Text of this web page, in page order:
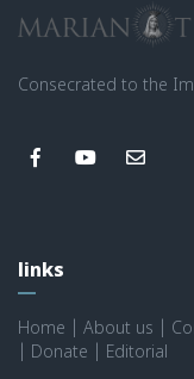
Consecrated to the
links
Home About us
Donate Editorial